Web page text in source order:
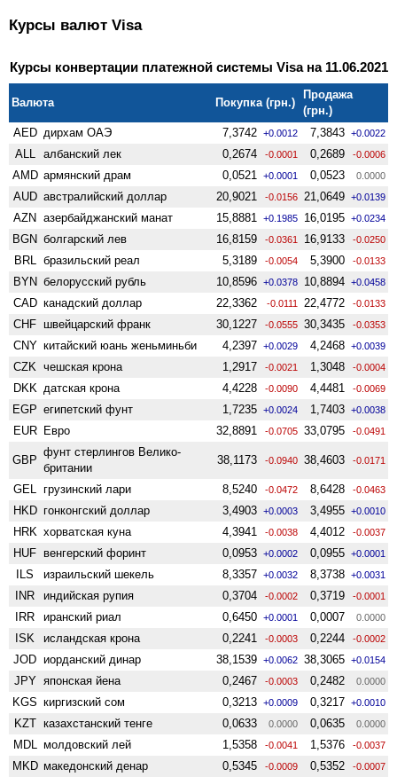
Курсы валют Visa
Курсы конвертации платежной системы Visa на 11.06.2021
Валюта Покупка (грн.)
Продажа
(грн.)
AED дирхам ОАЭ 7,3742 +0.0012 7,3843 +0.0022
ALL албанский лек 0,2674 -0.0001 0,2689 -0.0006
AMD армянский драм 0,0521 +0.0001 0,0523 0.0000
AUD австралийский доллар 20,9021 -0.0156 21,0649 +0.0139
AZN азербайджанский манат 15,8881 +0.1985 16,0195 +0.0234
BGN болгарский лев 16,8159 -0.0361 16,9133 -0.0250
BRL бразильский реал 5,3189 -0.0054 5,3900 -0.0133
BYN белорусский рубль 10,8596 +0.0378 10,8894 +0.0458
CAD канадский доллар 22,3362 -0.0111 22,4772 -0.0133
CHF швейцарский франк 30,1227 -0.0555 30,3435 -0.0353
CNY китайский юань женьминьби 4,2397 +0.0029 4,2468 +0.0039
CZK чешская крона 1,2917 -0.0021 1,3048 -0.0004
DKK датская крона 4,4228 -0.0090 4,4481 -0.0069
EGP египетский фунт 1,7235 +0.0024 1,7403 +0.0038
EUR Евро 32,8891 -0.0705 33,0795 -0.0491
GBP
фунт стерлингов Велико­
британии
38,1173 -0.0940 38,4603 -0.0171
GEL грузинский лари 8,5240 -0.0472 8,6428 -0.0463
HKD гонконгский доллар 3,4903 +0.0003 3,4955 +0.0010
HRK хорватская куна 4,3941 -0.0038 4,4012 -0.0037
HUF венгерский форинт 0,0953 +0.0002 0,0955 +0.0001
ILS израильский шекель 8,3357 +0.0032 8,3738 +0.0031
INR индийская рупия 0,3704 -0.0002 0,3719 -0.0001
IRR иранский риал 0,6450 +0.0001 0,0007 0.0000
ISK исландская крона 0,2241 -0.0003 0,2244 -0.0002
JOD иорданский динар 38,1539 +0.0062 38,3065 +0.0154
JPY японская йена 0,2467 -0.0003 0,2482 0.0000
KGS киргизский сом 0,3213 +0.0009 0,3217 +0.0010
KZT казахстанский тенге 0,0633 0.0000 0,0635 0.0000
MDL молдовский лей 1,5358 -0.0041 1,5376 -0.0037
MKD македонский денар 0,5345 -0.0009 0,5352 -0.0007